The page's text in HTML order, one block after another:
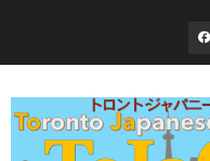
content